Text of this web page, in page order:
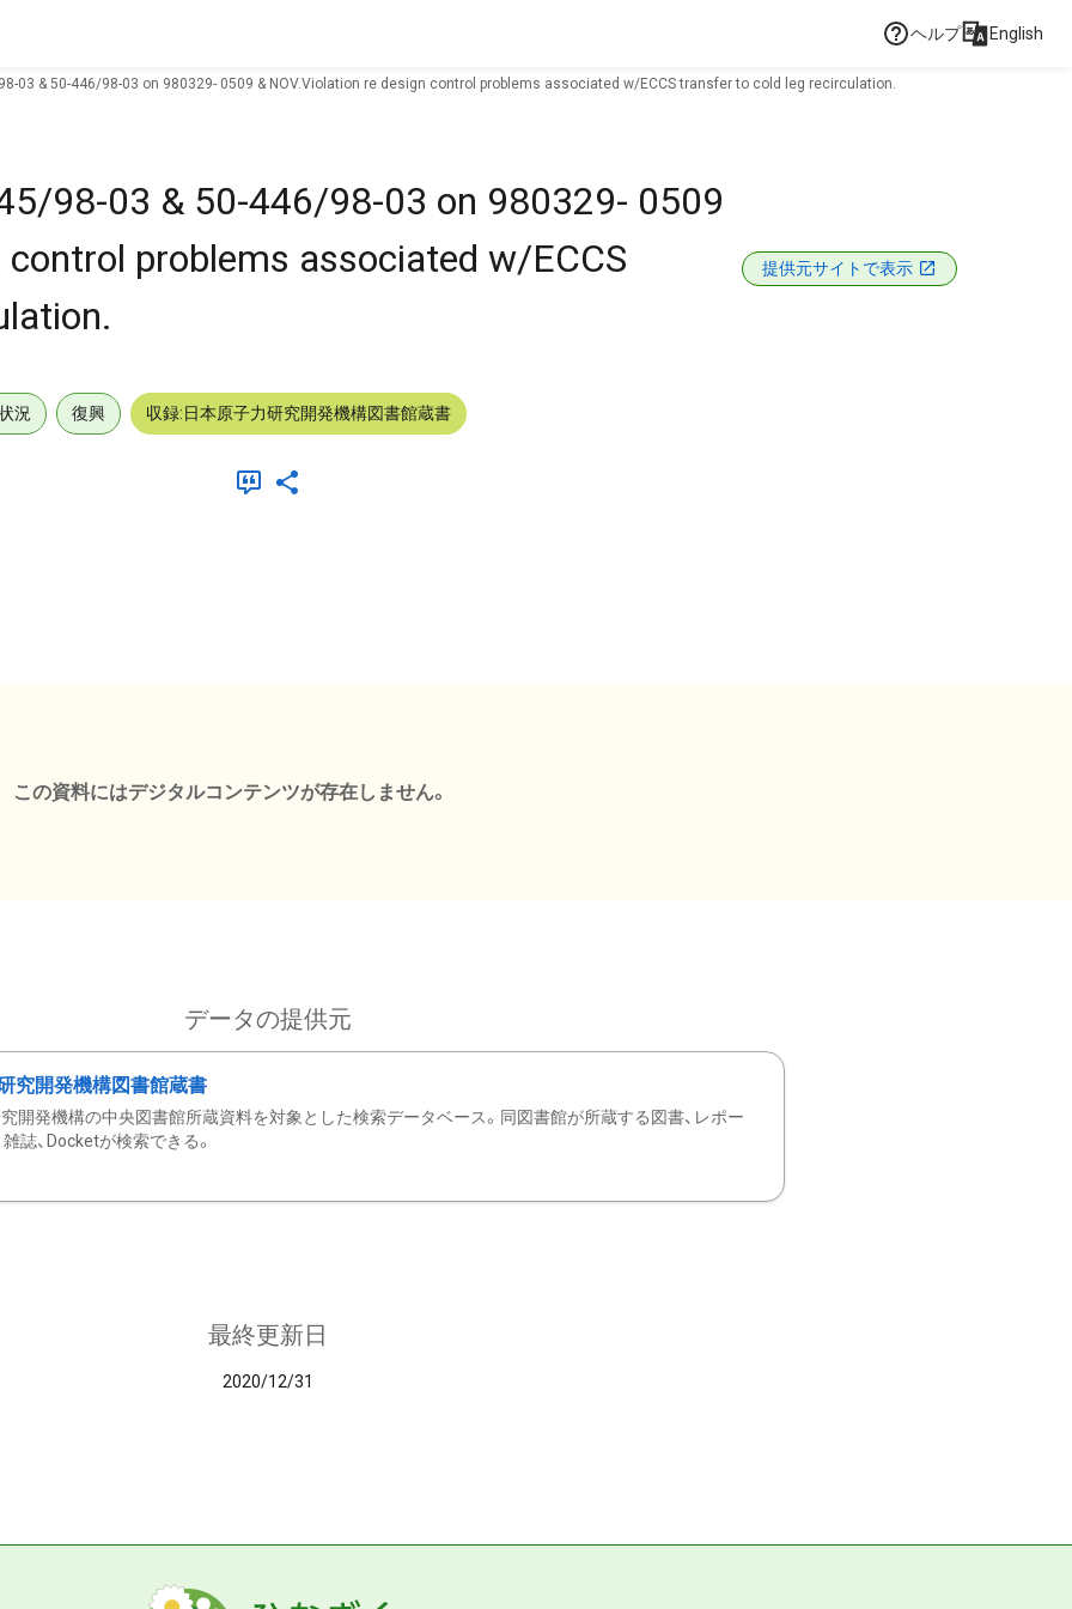
ヘルプ English
03 & 50-446/98-03 on 980329- 0509 & NOV.Violation re design control problems associated w/ECCS transfer to cold leg recirculation.
98-03 & 50-446/98-03 on 980329- 0509
problems associated w/ECCS
提供元サイトで表示
況 復興 収録:日本原子力研究開発機構図書館蔵書
この資料にはデジタルコンテンツが存在しません。
データの提供元
究開発機構図書館蔵書
開発機構の中央図書館所蔵資料を対象とした検索データベース。同図書館が所蔵する図書、レポー
雑誌、Docketが検索できる。
最終更新日
2020/12/31